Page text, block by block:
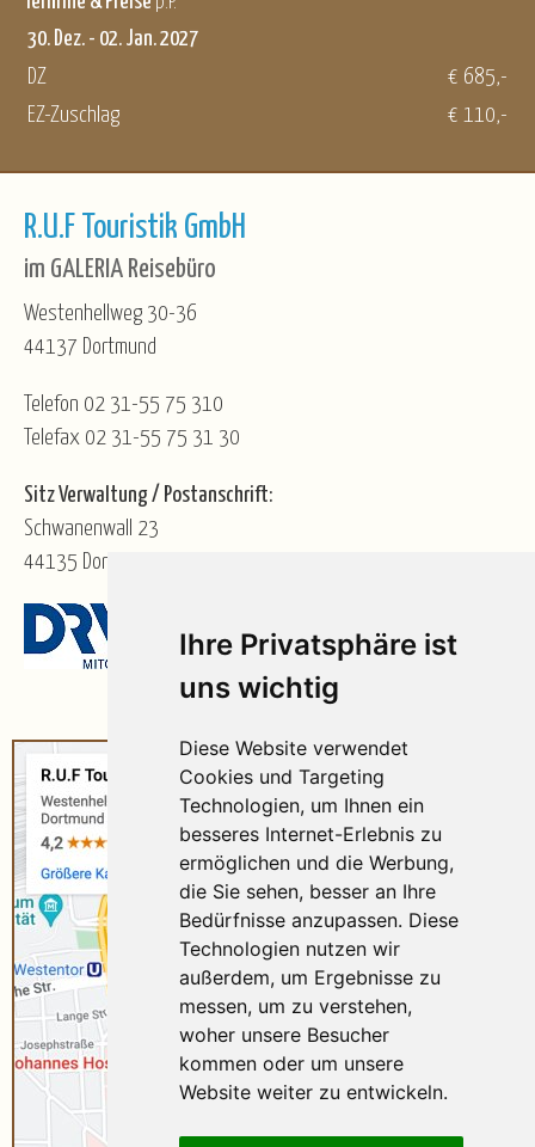
Ihre Privatsphäre ist
uns wichtig
Diese Website verwendet
Cookies und Targeting
Technologien, um Ihnen ein
besseres Internet-Erlebnis zu
ermöglichen und die Werbung,
die Sie sehen, besser an Ihre
Bedürfnisse anzupassen. Diese
Technologien nutzen wir
außerdem, um Ergebnisse zu
messen, um zu verstehen,
woher unsere Besucher
kommen oder um unsere
Website weiter zu entwickeln.
30. Dez. - 02. Jan. 2027
DZ
€ 685,-
EZ-Zuschlag
€ 110,-
R.U.F Touristik GmbH
im GALERIA Reisebüro
Westenhellweg 30-36
44137 Dortmund
Telefon 02 31-55 75 310
Telefax 02 31-55 75 31 30
Sitz Verwaltung / Postanschrift:
Schwanenwall 23
44135 Dortmund